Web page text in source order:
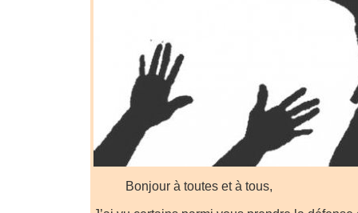
Bonjour à toutes et à tous,